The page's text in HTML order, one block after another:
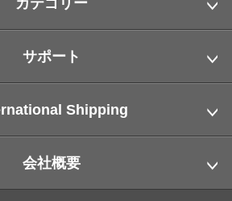
カテゴリー
サポート
Shipping
会社概要